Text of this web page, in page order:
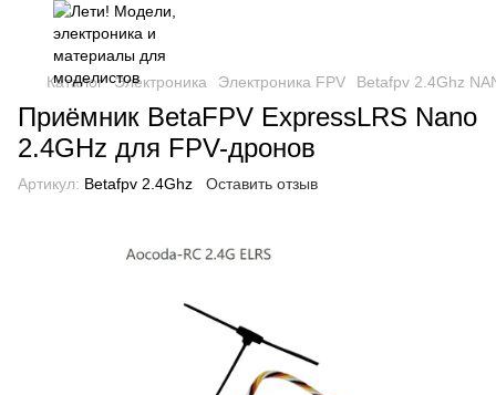
Каталог Электроника Электроника FPV Betafpv 2.4Ghz
Приёмник BetaFPV ExpressLRS Nano
2.4GHz для FPV-дронов
Артикул: Betafpv 2.4Ghz Оставить отзыв